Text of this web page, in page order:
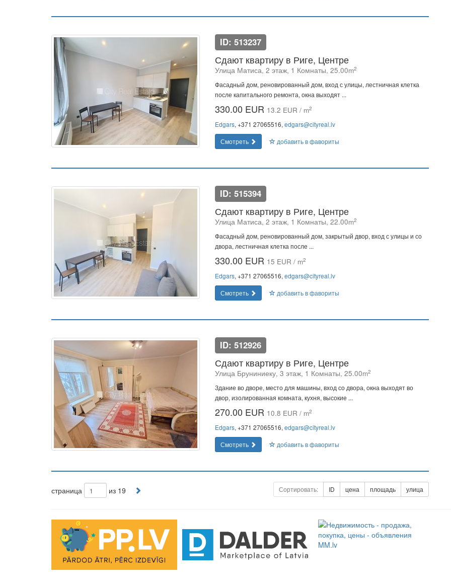
ID: 513237
Сдают квартиру в Риге, Центре
Улица Матиса, 2 этаж, 1 Комнаты, 25.00m2
Фасадный дом, реновированный дом, вход с улицы, лестничная клетка
после капитального ремонта, окна выходят ...
330.00 EUR 13.2 EUR / m2
Edgars, +371 27065516, edgars@cityreal.lv
Смотреть
добавить в фавориты
ID: 515394
Сдают квартиру в Риге, Центре
Улица Матиса, 2 этаж, 1 Комнаты, 22.00m2
Фасадный дом, реновированный дом, закрытый двор, вход с улицы и со
двора, лестничная клетка после ...
330.00 EUR 15 EUR / m2
Edgars, +371 27065516, edgars@cityreal.lv
Смотреть
добавить в фавориты
ID: 512926
Сдают квартиру в Риге, Центре
Улица Бруниниеку, 3 этаж, 1 Комнаты, 25.00m2
Здание во дворе, место для машины, вход со двора, окна выходят во
двор, изолированная комната, кухня, высокие ...
270.00 EUR 10.8 EUR / m2
Edgars, +371 27065516, edgars@cityreal.lv
Смотреть
добавить в фавориты
страница из 19 Сортировать: ID цена площадь улица